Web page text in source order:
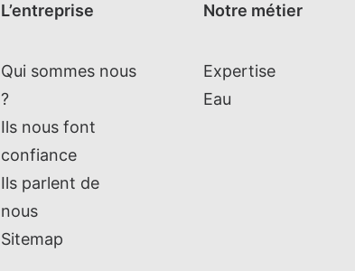
L’entreprise
Qui sommes nous
?
Ils nous font
confiance
Ils parlent de
nous
Sitemap
Notre métier
Expertise
Eau